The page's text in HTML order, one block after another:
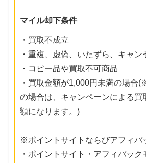
マイル却下条件
・買取不成立
・重複、虚偽、いたずら、キャン
・コピー品や買取不可商品
・買取金額が1,000円未満の場合
の場合は、キャンペーンによる買
額になります。)
※ポイントサイトならびアフィバ
・ポイントサイト・アフィバック